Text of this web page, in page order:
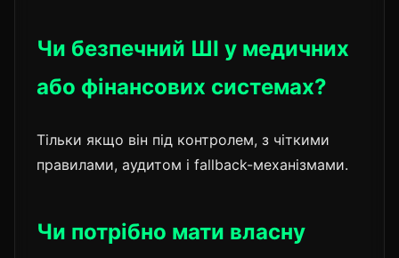
Чи безпечний ШІ у медичних
або фінансових системах?
Тільки якщо він під контролем, з чіткими
правилами, аудитом і fallback-механізмами.
Чи потрібно мати власну